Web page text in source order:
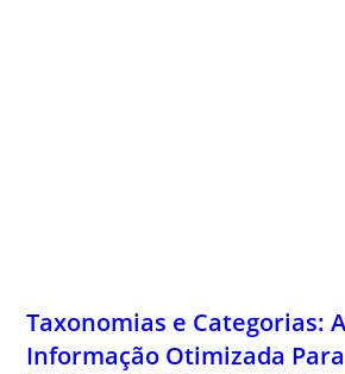
Taxonomias e Categorias:
Informação Otimizada